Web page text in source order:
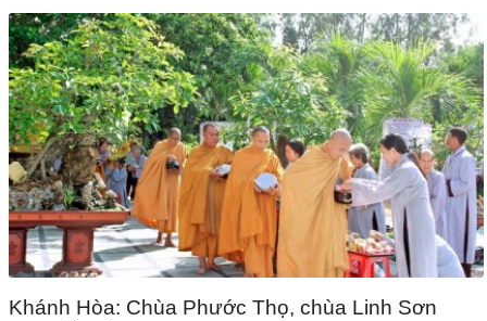
Khánh Hòa: Chùa Phước Thọ, chùa Linh Sơn